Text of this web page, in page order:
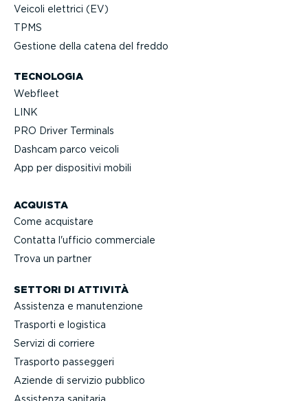
Veicoli elettrici (EV)
TPMS
Gestione della catena del freddo
TECNOLOGIA
Webfleet
LINK
PRO Driver Terminals
Dashcam parco veicoli
App per dispositivi mobili
ACQUISTA
Come acquistare
Contatta l'ufficio commerciale
Trova un partner
SETTORI DI ATTIVITÀ
Assistenza e manuten­zione
Trasporti e logistica
Servizi di corriere
Trasporto passeggeri
Aziende di servizio pubblico